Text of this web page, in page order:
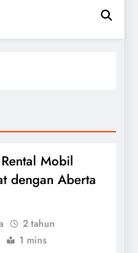
Mobil
dengan Aberta
2 tahun
1 mins